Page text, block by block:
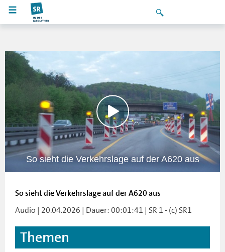
So sieht die Verkehrslage auf der A620 aus
So sieht die Verkehrslage auf der A620 aus
Audio | 20.04.2026 | Dauer: 00:01:41 | SR 1 - (c) SR1
Themen